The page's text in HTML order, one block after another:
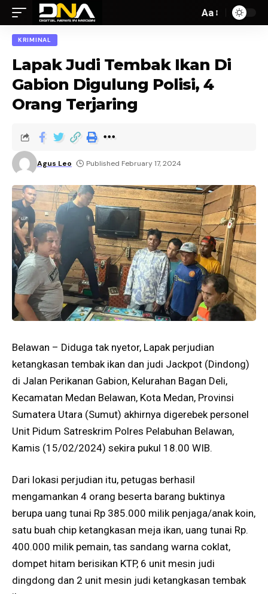
Aa
KRIMINAL
Lapak Judi Tembak Ikan Di
Gabion Digulung Polisi, 4
Orang Terjaring
Agus Leo Published February 17, 2024
Belawan – Diduga tak nyetor, Lapak perjudian
ketangkasan tembak ikan dan judi Jackpot (Dindong)
di Jalan Perikanan Gabion, Kelurahan Bagan Deli,
Kecamatan Medan Belawan, Kota Medan, Provinsi
Sumatera Utara (Sumut) akhirnya digerebek personel
Unit Pidum Satreskrim Polres Pelabuhan Belawan,
Kamis (15/02/2024) sekira pukul 18.00 WIB.
Dari lokasi perjudian itu, petugas berhasil
mengamankan 4 orang beserta barang buktinya
berupa uang tunai Rp 385.000 milik penjaga/anak koin,
satu buah chip ketangkasan meja ikan, uang tunai Rp.
400.000 milik pemain, tas sandang warna coklat,
dompet hitam berisikan KTP, 6 unit mesin judi
dingdong dan 2 unit mesin judi ketangkasan tembak